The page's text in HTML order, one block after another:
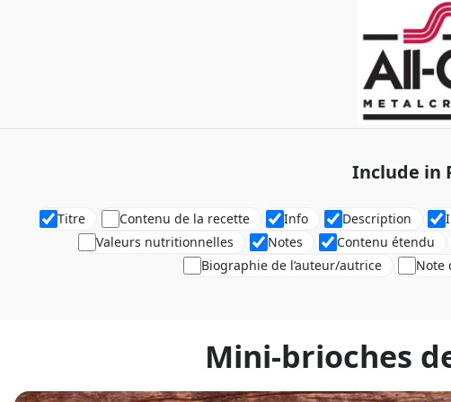
Include in
Titre Contenu de la recette Info Description
Valeurs nutritionnelles
Notes Contenu étendu
Biographie de l’auteur/autrice
Note
Mini-brioches